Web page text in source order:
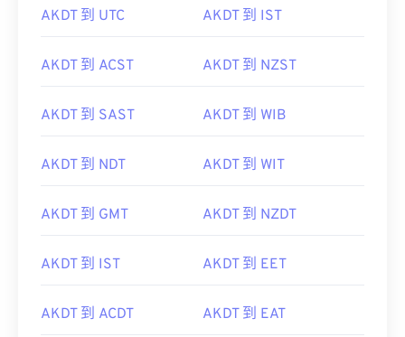
AKDT 到 UTC AKDT 到 IST
AKDT 到 ACST AKDT 到 NZST
AKDT 到 SAST AKDT 到 WIB
AKDT 到 NDT AKDT 到 WIT
AKDT 到 GMT AKDT 到 NZDT
AKDT 到 IST AKDT 到 EET
AKDT 到 ACDT AKDT 到 EAT